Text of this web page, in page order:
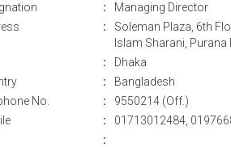
:
Managing Director
:
Soleman Plaza, 6th
Islam Sharani, Purana
:
Dhaka
:
Bangladesh
No.
:
9550214 (Off.)
:
01713012484,
: